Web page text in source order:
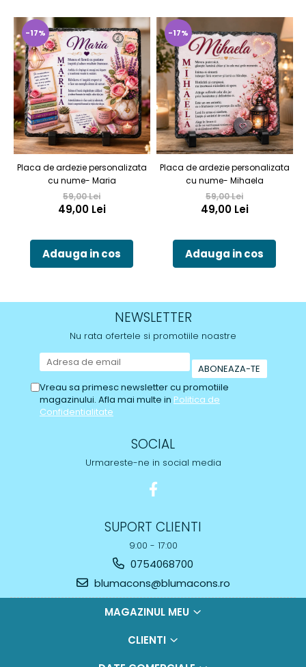
-17%
Placa de ardezie personalizata
cu nume- Maria
59,00 Lei
49,00 Lei
Adauga in cos
-17%
Placa de ardezie personalizata
cu nume- Mihaela
59,00 Lei
49,00 Lei
Adauga in cos
NEWSLETTER
Nu rata ofertele si promotiile noastre
Vreau sa primesc newsletter cu promotiile
magazinului. Afla mai multe in Politica de
Confidentialitate
SOCIAL
Urmareste-ne in social media
SUPORT CLIENTI
9:00 - 17:00
0754068700
blumacons@blumacons.ro
MAGAZINUL MEU
CLIENTI